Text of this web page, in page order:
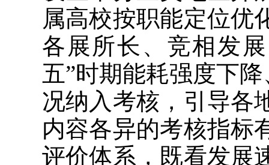
属高校按职能定位优
各展所长、竞相发
五”时期能耗强度下
况纳入考核，引导
内容各异的考核指标
评价体系，既看发展